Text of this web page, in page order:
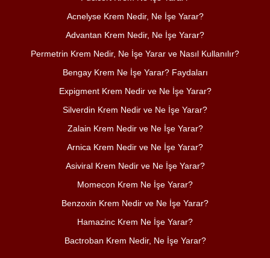
Acnelyse Krem Nedir, Ne İşe Yarar?
Advantan Krem Nedir, Ne İşe Yarar?
Permetrin Krem Nedir, Ne İşe Yarar ve Nasıl Kullanılır?
Bengay Krem Ne İşe Yarar? Faydaları
Expigment Krem Nedir ve Ne İşe Yarar?
Silverdin Krem Nedir ve Ne İşe Yarar?
Zalain Krem Nedir ve Ne İşe Yarar?
Arnica Krem Nedir ve Ne İşe Yarar?
Asiviral Krem Nedir ve Ne İşe Yarar?
Momecon Krem Ne İşe Yarar?
Benzoxin Krem Nedir ve Ne İşe Yarar?
Hamazinc Krem Ne İşe Yarar?
Bactroban Krem Nedir, Ne İşe Yarar?